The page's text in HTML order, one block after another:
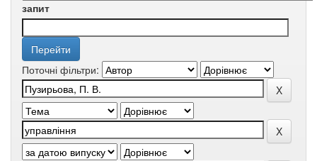
запит
Поточні фільтри: